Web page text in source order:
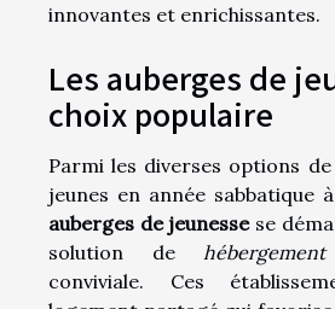
innovantes et enrichissantes.
Les auberges de
choix populaire
Parmi les diverses options
jeunes en année sabbatique
auberges de jeunessese
solution de
conviviale. Ces